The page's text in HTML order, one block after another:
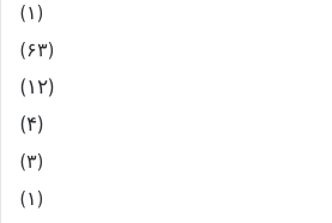
(۱)
(۶۳)
(۱۲)
(۴)
(۳)
(۱)